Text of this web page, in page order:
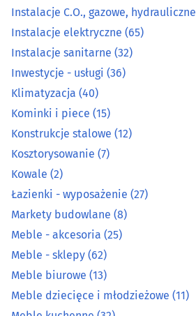
Hutnicze wyroby(5)
Instalacje C.O., gazowe, hydrauliczne
Instalacje elektryczne
Instalacje sanitarne
Inwestycje - usługi(36)
Klimatyzacja(40)
Kominki i piece (15)
Konstrukcje stalowe
Kosztorysowanie (7)
Instalacje C.O., gazowe, hydrauliczne
Instalacje elektryczne (65)
Instalacje sanitarne (32)
Inwestycje - usługi (36)
Klimatyzacja (40)
Kominki i piece (15)
Konstrukcje stalowe (12)
Kosztorysowanie (7)
Kowale (2)
Łazienki - wyposażenie (27)
Markety budowlane (8)
Meble - akcesoria (25)
Meble - sklepy (62)
Meble biurowe (13)
Meble dziecięce i młodzieżowe (11)